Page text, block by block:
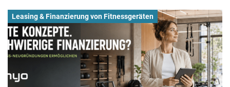
Leasing & Finanzierung von Fitnessgeräten